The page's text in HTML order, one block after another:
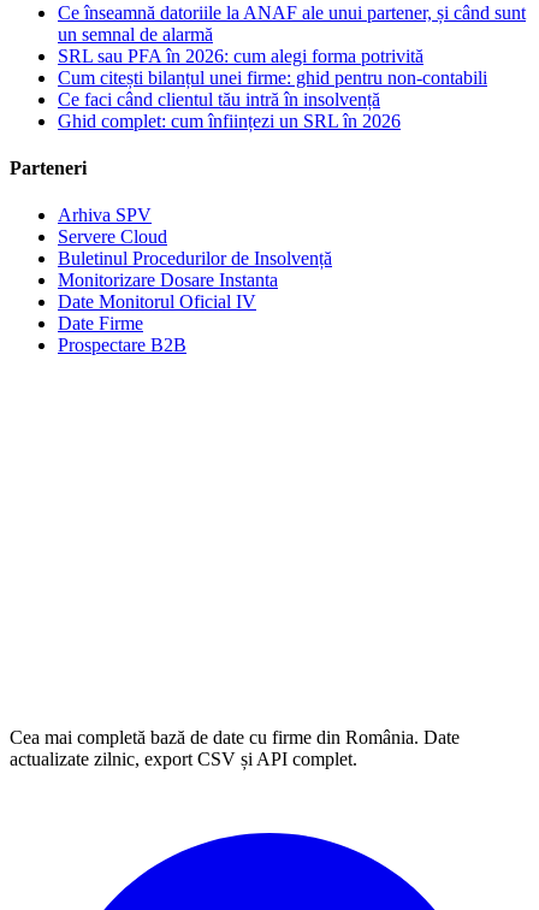
Ce înseamnă datoriile la ANAF ale unui partener, și când sunt
un semnal de alarmă
SRL sau PFA în 2026: cum alegi forma potrivită
Cum citești bilanțul unei firme: ghid pentru non-contabili
Ce faci când clientul tău intră în insolvență
Ghid complet: cum înființezi un SRL în 2026
Parteneri
Arhiva SPV
Servere Cloud
Buletinul Procedurilor de Insolvență
Monitorizare Dosare Instanta
Date Monitorul Oficial IV
Date Firme
Prospectare B2B
Cea mai completă bază de date cu firme din România. Date
actualizate zilnic, export CSV și API complet.